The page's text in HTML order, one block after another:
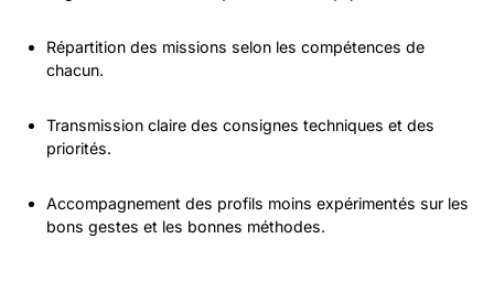
Répartition des missions selon les compétences de
chacun.
Transmission claire des consignes techniques et des
priorités.
Accompagnement des profils moins expérimentés sur les
bons gestes et les bonnes méthodes.